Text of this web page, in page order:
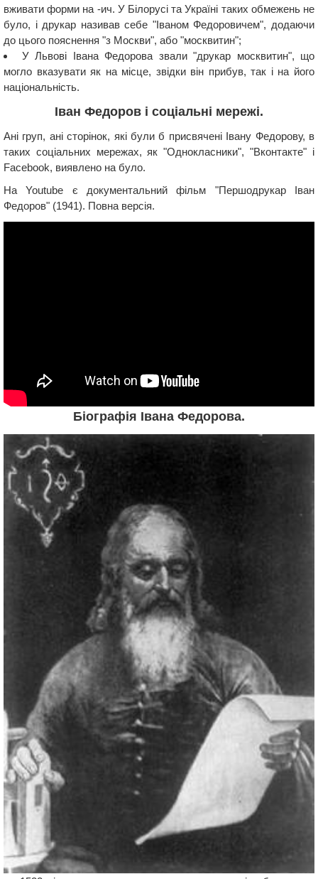
вживати форми на -ич. У Білорусі та Україні таких обмежень не
було, і друкар називав себе "Іваном Федоровичем", додаючи
до цього пояснення "з Москви", або "москвитин";
У Львові Івана Федорова звали "друкар москвитин", що
могло вказувати як на місце, звідки він прибув, так і на його
національність.
Іван Федоров і соціальні мережі.
Ані груп, ані сторінок, які були б присвячені Івану Федорову, в
таких соціальних мережах, як "Однокласники", "Вконтакте" і
Facebook, виявлено на було.
На Youtube є документальний фільм "Першодрукар Іван
Федоров" (1941). Повна версія.
Біографія Івана Федорова.